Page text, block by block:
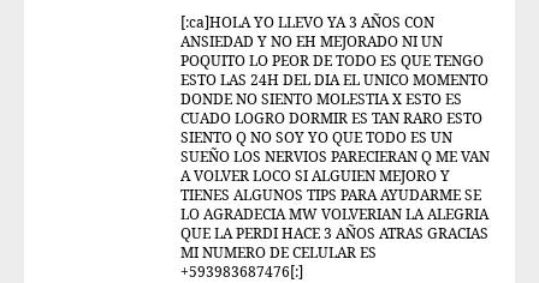
[:ca]HOLA YO LLEVO YA 3 AÑOS CON
ANSIEDAD Y NO EH MEJORADO NI UN
POQUITO LO PEOR DE TODO ES QUE TENGO
ESTO LAS 24H DEL DIA EL UNICO MOMENTO
DONDE NO SIENTO MOLESTIA X ESTO ES
CUADO LOGRO DORMIR ES TAN RARO ESTO
SIENTO Q NO SOY YO QUE TODO ES UN
SUEÑO LOS NERVIOS PARECIERAN Q ME VAN
A VOLVER LOCO SI ALGUIEN MEJORO Y
TIENES ALGUNOS TIPS PARA AYUDARME SE
LO AGRADECIA MW VOLVERIAN LA ALEGRIA
QUE LA PERDI HACE 3 AÑOS ATRAS GRACIAS
MI NUMERO DE CELULAR ES
+593983687476[:]